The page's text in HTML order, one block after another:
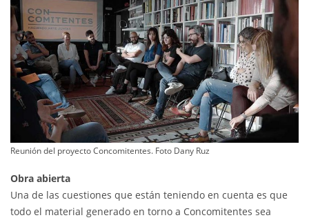
Reunión del proyecto Concomitentes. Foto Dany Ruz
Obra abierta
Una de las cuestiones que están teniendo en cuenta es que
todo el material generado en torno a Concomitentes sea